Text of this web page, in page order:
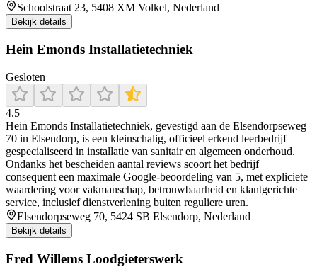
Schoolstraat 23, 5408 XM Volkel, Nederland
Bekijk details
Hein Emonds Installatietechniek
Gesloten
4.5
Hein Emonds Installatietechniek, gevestigd aan de Elsendorpseweg
70 in Elsendorp, is een kleinschalig, officieel erkend leerbedrijf
gespecialiseerd in installatie van sanitair en algemeen onderhoud.
Ondanks het bescheiden aantal reviews scoort het bedrijf
consequent een maximale Google-beoordeling van 5, met expliciete
waardering voor vakmanschap, betrouwbaarheid en klantgerichte
service, inclusief dienstverlening buiten reguliere uren.
Elsendorpseweg 70, 5424 SB Elsendorp, Nederland
Bekijk details
Fred Willems Loodgieterswerk